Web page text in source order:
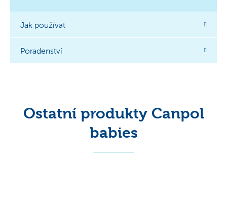
Jak používat
Poradenství
Ostatní produkty Canpol
babies